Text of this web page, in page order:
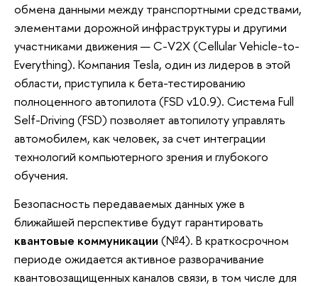
обмена данными между транспортными средствами,
элементами дорожной инфраструктуры и другими
участниками движения — С-V2X (Cellular Vehicle-to-
Everything). Компания Tesla, один из лидеров в этой
области, приступила к бета-тестированию
полноценного автопилота (FSD v10.9). Система Full
Self-Driving (FSD) позволяет автопилоту управлять
автомобилем, как человек, за счет интеграции
технологий компьютерного зрения и глубокого
обучения.
Безопасность передаваемых данных уже в
ближайшей перспективе будут гарантировать
квантовые коммуникации (№4). В краткосрочном
периоде ожидается активное разворачивание
квантовозащищенных каналов связи, в том числе для